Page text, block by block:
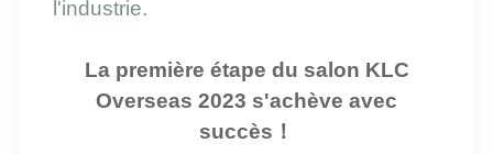
l'industrie.
La première étape du salon KLC
Overseas 2023 s'achève avec
succès ！